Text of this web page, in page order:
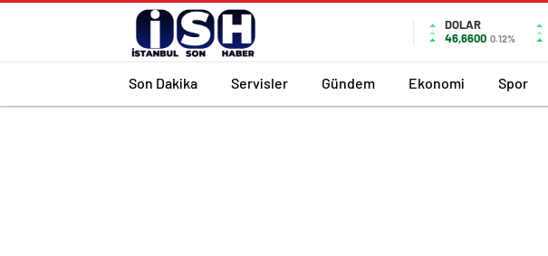
DOLAR
46,6600 0.12%
Son Dakika Servisler Gündem Ekonomi Spor